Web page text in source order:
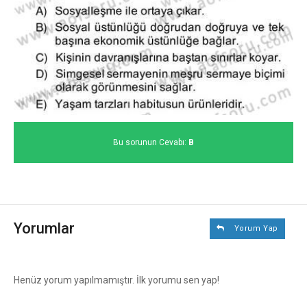
Bu sorunun Cevabı: B
Yorumlar Yorum Yap
Henüz yorum yapılmamıştır. İlk yorumu sen yap!